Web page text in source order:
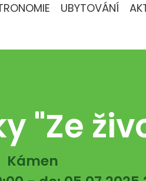
UBYTOVÁNÍ
"Ze
Kámen